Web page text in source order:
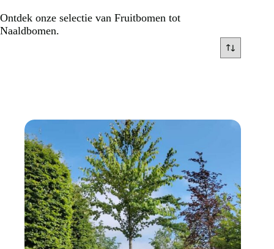
Ontdek onze selectie van Fruitbomen tot
Naaldbomen.